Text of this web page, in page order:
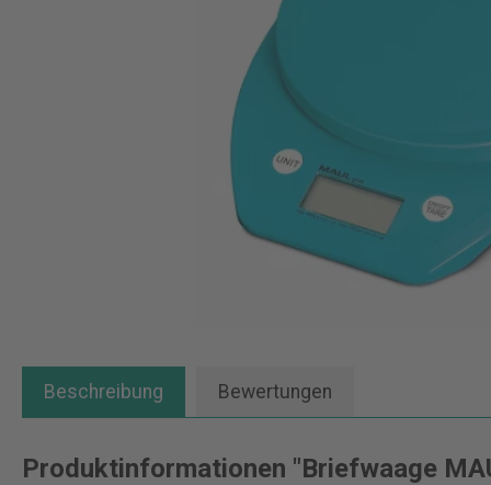
Beschreibung Bewertungen
Produktinformationen "Briefwaage